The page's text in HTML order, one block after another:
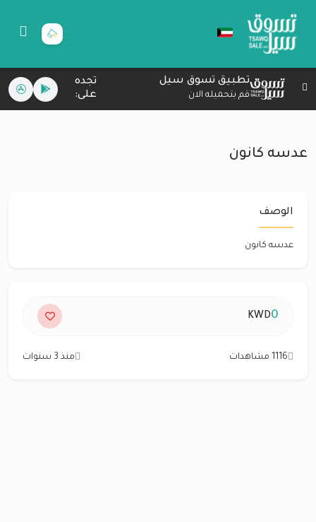
تطبيق تسوق سيل
قم بتحميله الان
تجده
على:
عدسه كانون
الوصف
عدسه كانون
0
KWD
1116 مشاهدات منذ 3 سنوات